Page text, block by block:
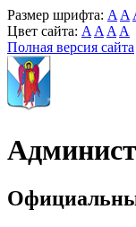
Размер шрифта: A A
Цвет сайта: A A A A
Полная версия сайта